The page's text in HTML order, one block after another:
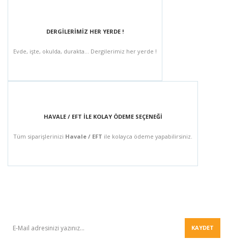
DERGİLERİMİZ HER YERDE !
Evde, işte, okulda, durakta... Dergilerimiz her yerde !
HAVALE / EFT İLE KOLAY ÖDEME SEÇENEĞİ
Tüm siparişlerinizi Havale / EFT ile kolayca ödeme yapabilirsiniz.
KAYDET